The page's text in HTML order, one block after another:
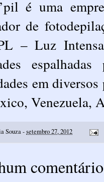
é uma
de
– Luz
em
Venezuela,
Souza-setembro 27, 2012